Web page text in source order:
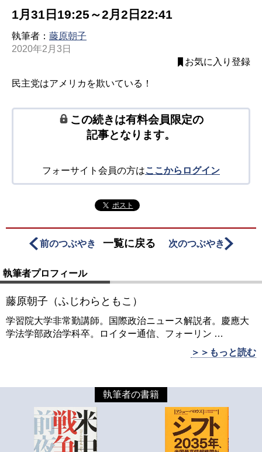
1月31日19:25～2月2日22:41
執筆者： 藤原朝子
2020年2月3日
お気に入り登録
民主党はアメリカを欺いている！
この続きは有料会員限定の
記事となります。
フォーサイト会員の方はここからログイン
ポスト
前のつぶやき 一覧に戻る 次のつぶやき
執筆者プロフィール
藤原朝子（ふじわらともこ）
学習院大学非常勤講師。国際政治ニュース解説者。慶應大
学法学部政治学科卒。ロイター通信、フォーリン …
＞＞もっと読む
執筆者の書籍